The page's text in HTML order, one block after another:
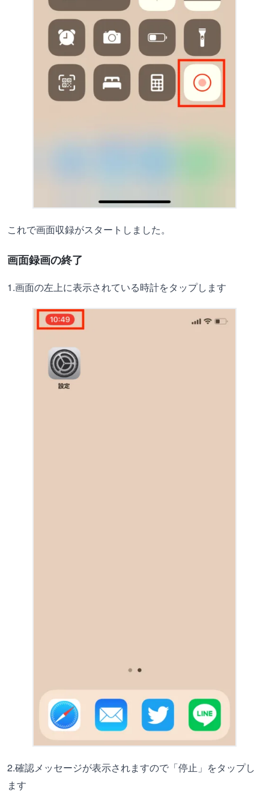
これで画面収録がスタートしました。
画面録画の終了
1.画面の左上に表示されている時計をタップします
2.確認メッセージが表示されますので「停止」をタップし
ます